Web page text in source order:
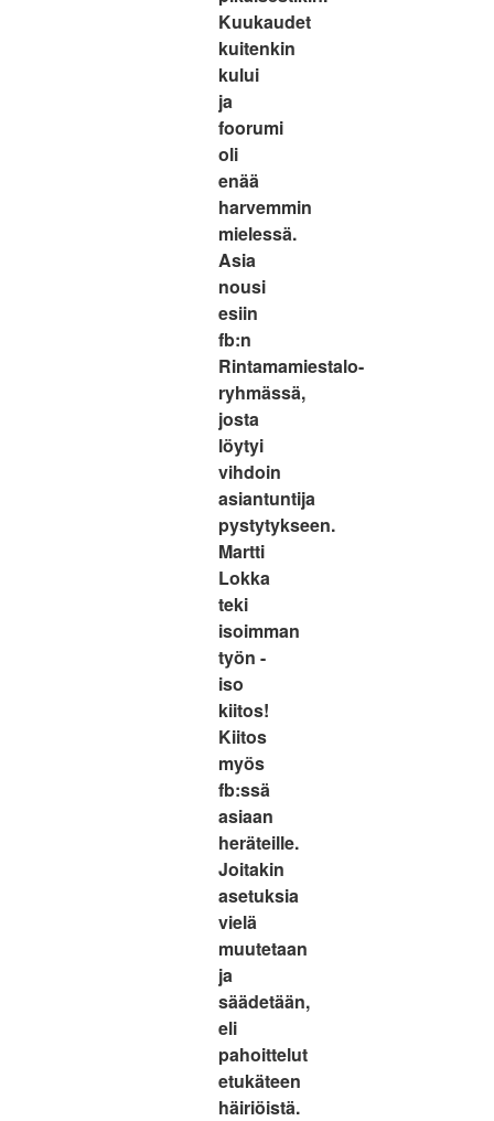
Kuukaudet
kuitenkin
kului
ja
foorumi
oli
enää
harvemmin
mielessä.
Asia
nousi
esiin
fb:n
Rintamamiestalo-
ryhmässä,
josta
löytyi
vihdoin
asiantuntija
pystytykseen.
Martti
Lokka
teki
isoimman
työn -
iso
kiitos!
Kiitos
myös
fb:ssä
asiaan
heräteille.
Joitakin
asetuksia
vielä
muutetaan
ja
säädetään,
eli
pahoittelut
etukäteen
häiriöistä.